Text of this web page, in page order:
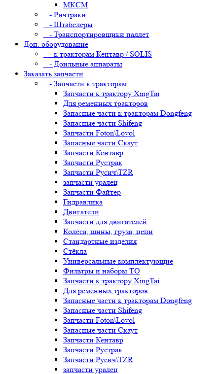
МКСМ
- Ричтраки
- Штабелеры
- Транспортировщики паллет
Доп. оборудование
- к тракторам Кентавр / SOLIS
- Доильные аппараты
Заказать запчасти
- Запчасти к тракторам
Запчасти к трактору XingTai
Для ременных тракторов
Запасные части к тракторам Dongfeng
Запасные части Shifeng
Запчасти Foton\Lovol
Запасные части Скаут
Запчасти Кентавр
Запчасти Рустрак
Запчасти Русич\TZR
запчасти уралец
Запчасти Файтер
Гидравлика
Двигатели
Запчасти для двигателей
Колёса, шины, груза, цепи
Стандартные изделия
Стёкла
Универсальные комплектующие
Фильтры и наборы ТО
Запчасти к трактору XingTai
Для ременных тракторов
Запасные части к тракторам Dongfeng
Запасные части Shifeng
Запчасти Foton\Lovol
Запасные части Скаут
Запчасти Кентавр
Запчасти Рустрак
Запчасти Русич\TZR
запчасти уралец